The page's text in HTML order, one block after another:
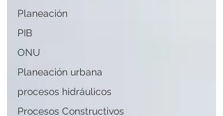
Planeación
PIB
ONU
Planeación urbana
procesos hidráulicos
Procesos Constructivos